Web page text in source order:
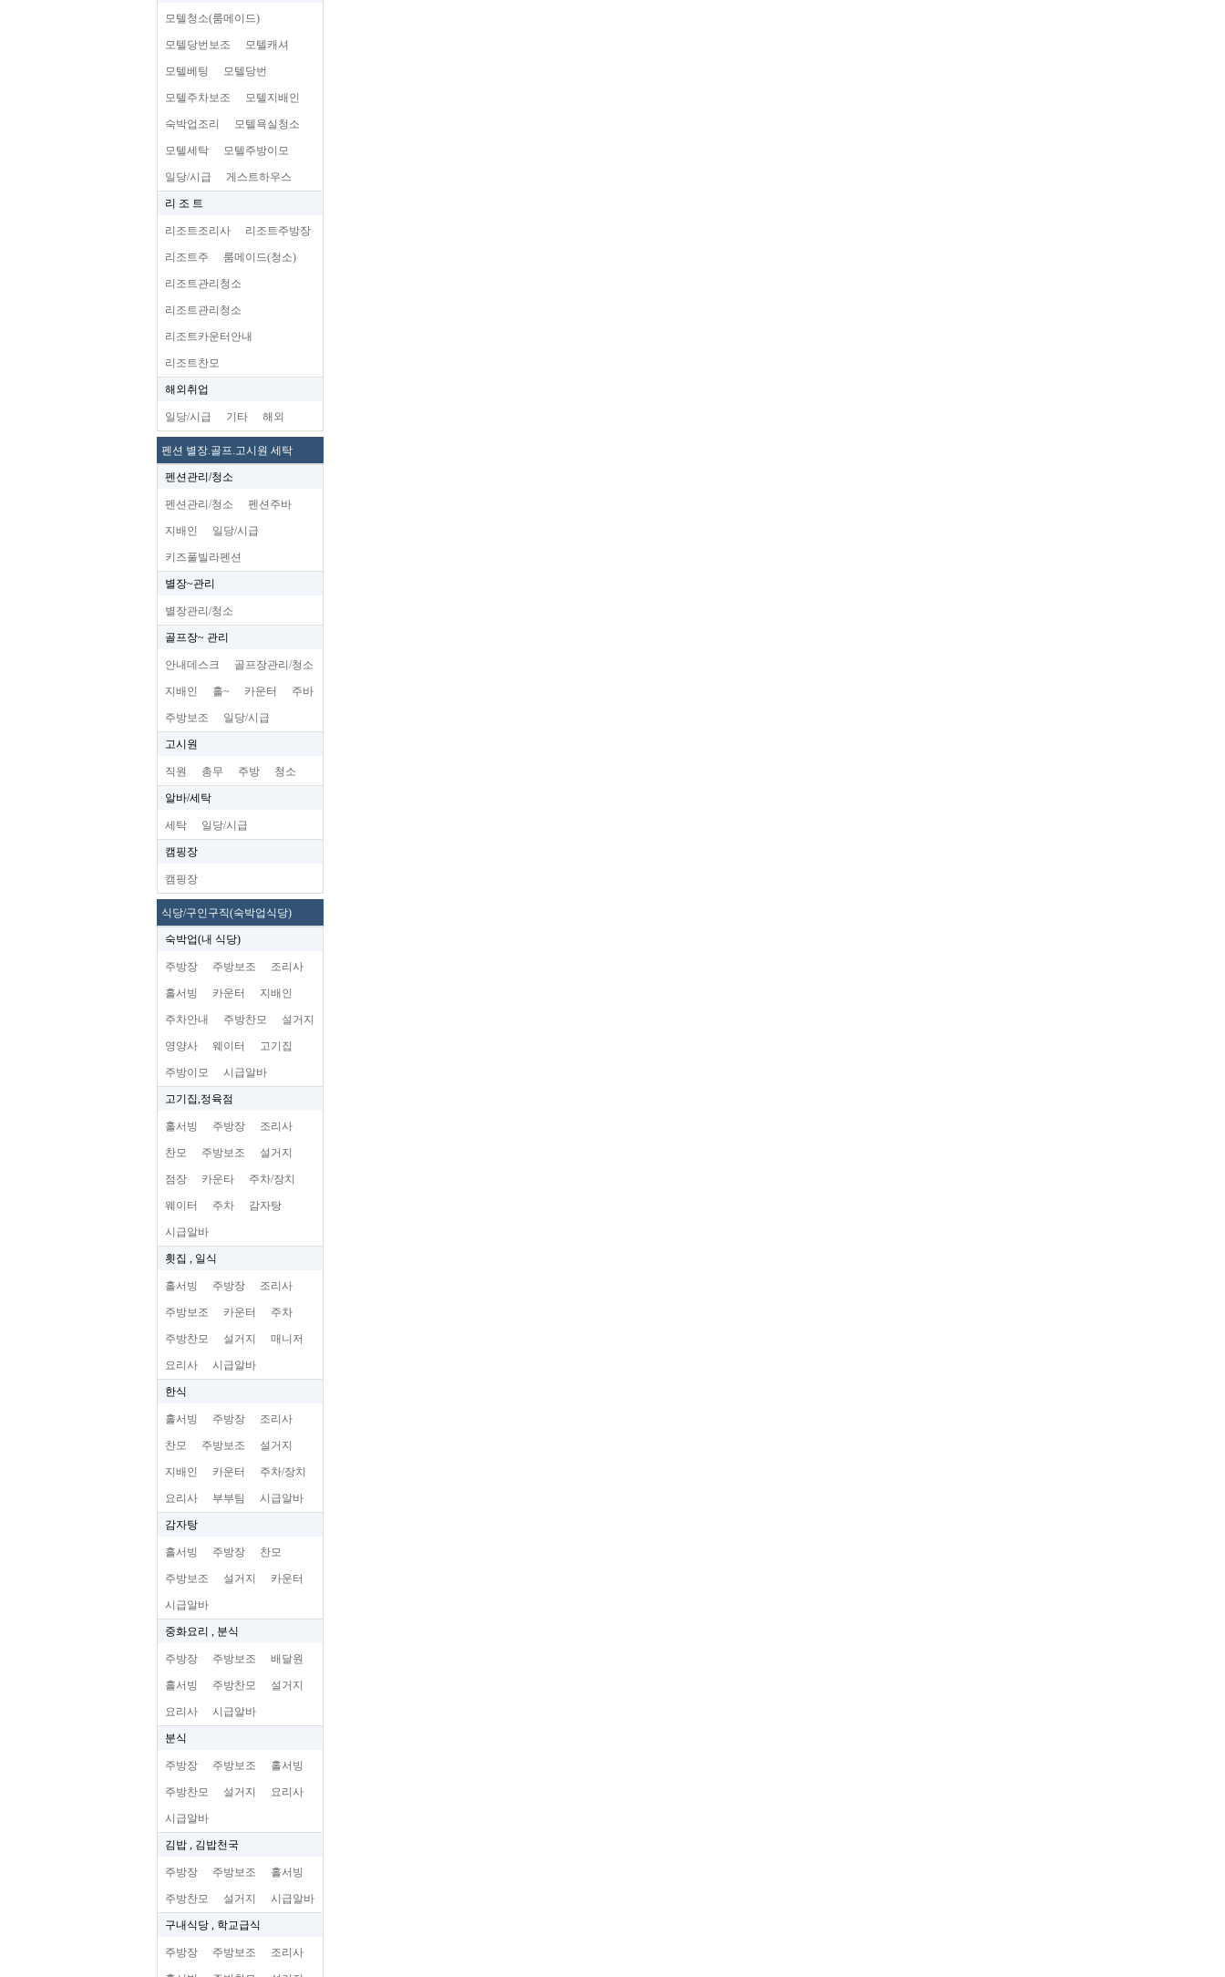
모텔청소(룸메이드)
모텔당번보조 모텔캐셔
모텔베팅 모텔당번
모텔주차보조 모텔지배인
숙박업조리 모텔욕실청소
모텔세탁 모텔주방이모
일당/시급 게스트하우스
리 조 트
리조트조리사 리조트주방장
리조트주 룸메이드(청소)
리조트관리청소
리조트관리청소
리조트카운터안내
리조트찬모
해외취업
일당/시급 기타 해외
펜션 별장.골프.고시원 세탁
펜션관리/청소
펜션관리/청소 펜션주바
지배인 일당/시급
키즈풀빌라펜션
별장~관리
별장관리/청소
골프장~ 관리
안내데스크 골프장관리/청소
지배인 홀~ 카운터 주바
주방보조 일당/시급
고시원
직원 총무 주방 청소
알바/세탁
세탁 일당/시급
캠핑장
캠핑장
식당/구인구직(숙박업식당)
숙박업(내 식당)
주방장 주방보조 조리사
홀서빙 카운터 지배인
주차안내 주방찬모 설거지
영양사 웨이터 고기집
주방이모 시급알바
고기집,정육점
홀서빙 주방장 조리사
찬모 주방보조 설거지
점장 카운타 주차/장치
웨이터 주차 감자탕
시급알바
횟집 , 일식
홀서빙 주방장 조리사
주방보조 카운터 주차
주방찬모 설거지 매니저
요리사 시급알바
한식
홀서빙 주방장 조리사
찬모 주방보조 설거지
지배인 카운터 주차/장치
요리사 부부팀 시급알바
감자탕
홀서빙 주방장 찬모
주방보조 설거지 카운터
시급알바
중화요리 , 분식
주방장 주방보조 배달원
홀서빙 주방찬모 설거지
요리사 시급알바
분식
주방장 주방보조 홀서빙
주방찬모 설거지 요리사
시급알바
김밥 , 김밥천국
주방장 주방보조 홀서빙
주방찬모 설거지 시급알바
구내식당 , 학교급식
주방장 주방보조 조리사